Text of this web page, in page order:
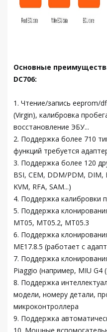
Основные
DC706:
1. Чтение/запись eeprom/
(Virgin), калибровка
восстановление ЭБУ...
2. Поддержка более 710
функций требуется
3. Поддержка более 120
BSI, CEM, DDM/PDM, DIM,
KVM, RFA, SAM...)
4. Поддержка калибровки
5. Поддержка
MT05, MT05.2, MT05.3
6. Поддержка
ME17.8.5 (работает с
7. Поддержка
Piaggio (например, MIU G4
8. Поддержка
модели, номеру детали,
микроконтроллера
9. Поддержка